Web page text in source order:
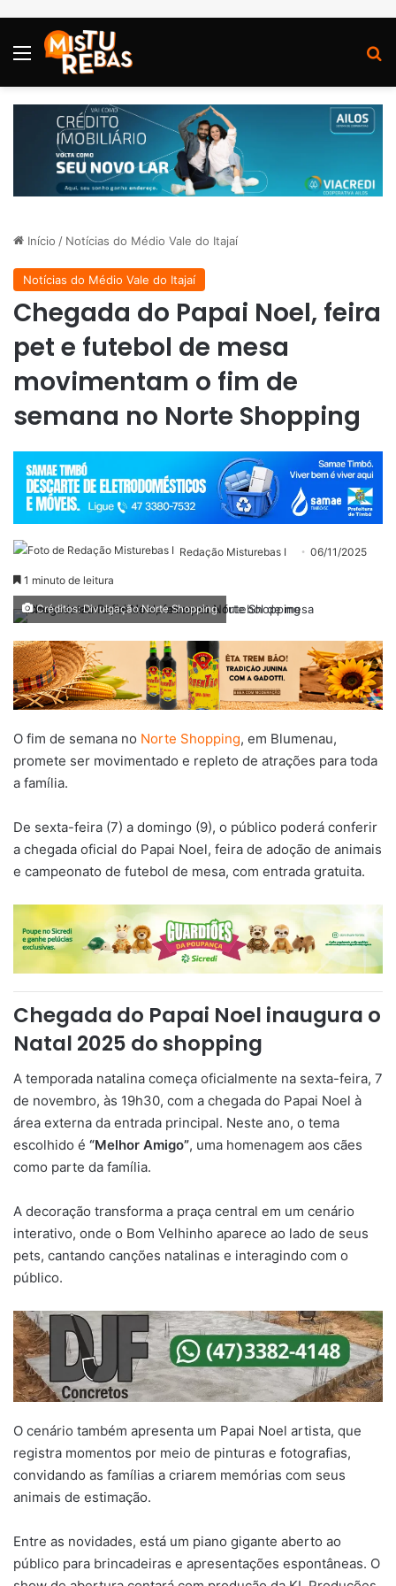
Menu
Início / Notícias do Médio Vale do Itajaí
Notícias do Médio Vale do Itajaí
Chegada do Papai Noel, feira
pet e futebol de mesa
movimentam o fim de
semana no Norte Shopping
Redação Misturebas I 06/11/2025
1 minuto de leitura
Créditos: Divulgação Norte Shopping
O fim de semana no Norte Shopping, em Blumenau,
promete ser movimentado e repleto de atrações para toda
a família.
De sexta-feira (7) a domingo (9), o público poderá conferir
a chegada oficial do Papai Noel, feira de adoção de animais
e campeonato de futebol de mesa, com entrada gratuita.
Chegada do Papai Noel inaugura o
Natal 2025 do shopping
A temporada natalina começa oficialmente na sexta-feira, 7
de novembro, às 19h30, com a chegada do Papai Noel à
área externa da entrada principal. Neste ano, o tema
escolhido é “Melhor Amigo”, uma homenagem aos cães
como parte da família.
A decoração transforma a praça central em um cenário
interativo, onde o Bom Velhinho aparece ao lado de seus
pets, cantando canções natalinas e interagindo com o
público.
O cenário também apresenta um Papai Noel artista, que
registra momentos por meio de pinturas e fotografias,
convidando as famílias a criarem memórias com seus
animais de estimação.
Entre as novidades, está um piano gigante aberto ao
público para brincadeiras e apresentações espontâneas. O